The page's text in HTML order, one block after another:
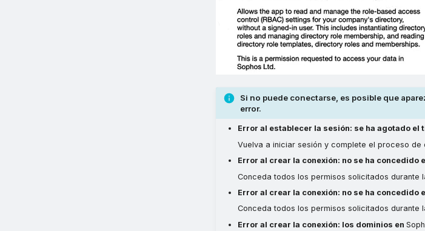
Si no puede conectarse, es posible que
error.
Error al establecer la sesión: se ha agotado el
Vuelva a iniciar sesión y complete el proceso de
Error al crear la conexión: no se ha concedido
Conceda todos los permisos solicitados durante
Error al crear la conexión: no se ha
Conceda todos los permisos solicitados durante
Error al crear la conexión: los dominios en